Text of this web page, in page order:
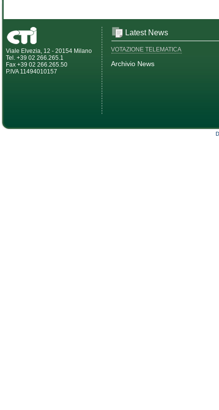
Viale Elvezia, 12 - 20154 Milano
Tel. +39 02 266.265.1
Fax +39 02 266.265.50
P.IVA 11494010157
Latest News
VOTAZIONE TELEMATICA
Archivio News